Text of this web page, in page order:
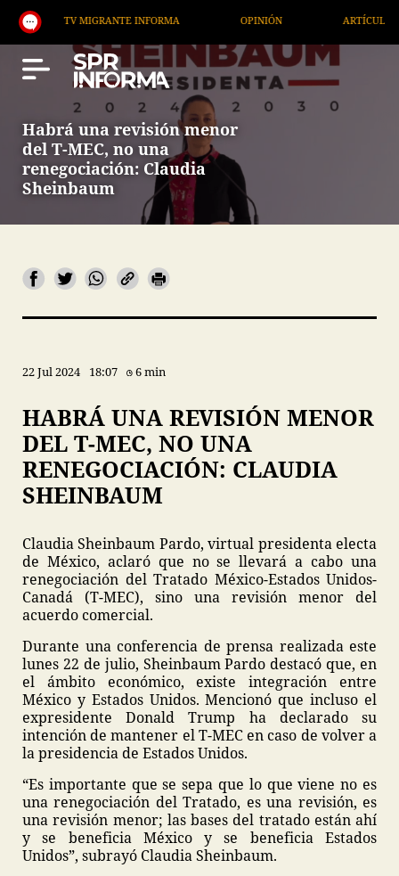
TV MIGRANTE INFORMA ARTÍCULOS
Habrá una revisión menor
del T-MEC, no una
renegociación: Claudia
Sheinbaum
22 Jul 2024 18:07 6 min
HABRÁ UNA REVISIÓN MENOR
DEL T-MEC, NO UNA
RENEGOCIACIÓN: CLAUDIA
SHEINBAUM
Claudia Sheinbaum Pardo, virtual presidenta electa
de México, aclaró que no se llevará a cabo una
renegociación del Tratado México-Estados Unidos-
Canadá (T-MEC), sino una revisión menor del
acuerdo comercial.
Durante una conferencia de prensa realizada este
lunes 22 de julio, Sheinbaum Pardo destacó que, en
el ámbito económico, existe integración entre
México y Estados Unidos. Mencionó que incluso el
expresidente Donald Trump ha declarado su
intención de mantener el T-MEC en caso de volver a
la presidencia de Estados Unidos.
“Es importante que se sepa que lo que viene no es
una renegociación del Tratado, es una revisión, es
una revisión menor; las bases del tratado están ahí
y se beneficia México y se beneficia Estados
Unidos”, subrayó Claudia Sheinbaum.